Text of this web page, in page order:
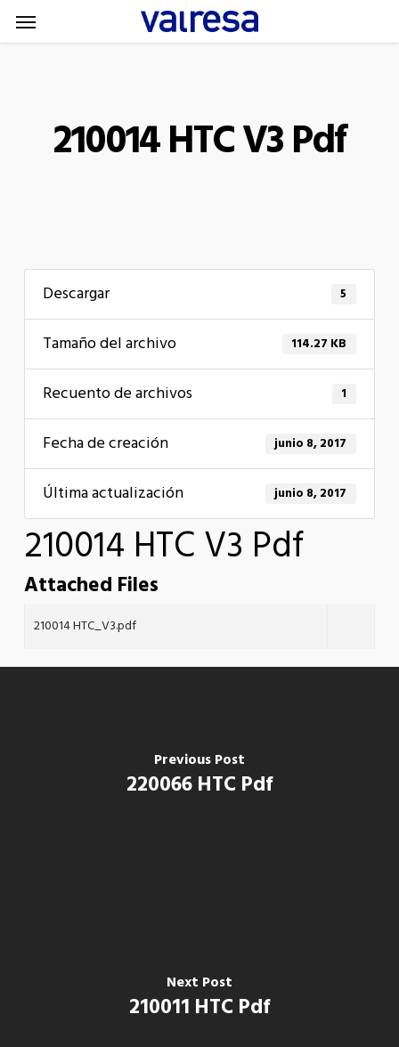
Skip
to
Menu
210014 HTC V3 Pdf
Descargar 5
Tamaño del archivo 114.27 KB
Recuento de archivos 1
Fecha de creación junio 8, 2017
Última actualización junio 8, 2017
210014 HTC V3 Pdf
Attached Files
210014 HTC_V3.pdf
Previous Post
220066 HTC Pdf
Next Post
210011 HTC Pdf
Menu